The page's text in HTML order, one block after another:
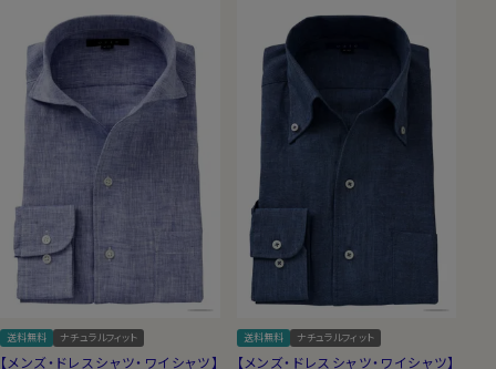
送料無料 ナチュラルフィット
【メンズ・ドレスシャツ・ワイシャツ】
送料無料 ナチュラルフィット
【メンズ・ドレスシャツ・ワイシャツ】